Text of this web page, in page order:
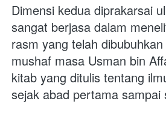
Dimensi kedua diprakarsai
sangat berjasa dalam
rasm yang telah
mushaf masa Usman bin
kitab yang ditulis tentang
sejak abad pertama sampai